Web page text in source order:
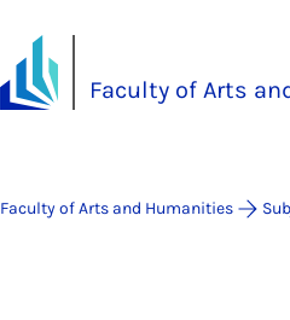
Faculty of Arts
Faculty of Arts and Humanities